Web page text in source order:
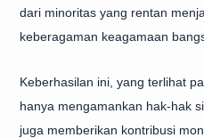
dari minoritas yang rentan
keberagaman keagamaan
Keberhasilan ini, yang terlihat
hanya mengamankan hak-hak
juga memberikan kontribusi